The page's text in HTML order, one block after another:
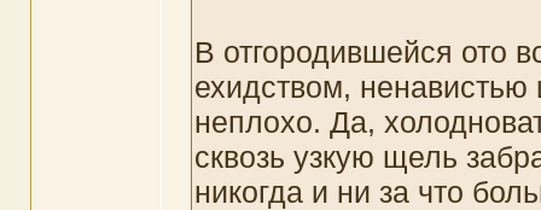
В отгородившейся ото
ехидством,
неплохо. Да,
сквозь узкую щель
никогда и ни за что